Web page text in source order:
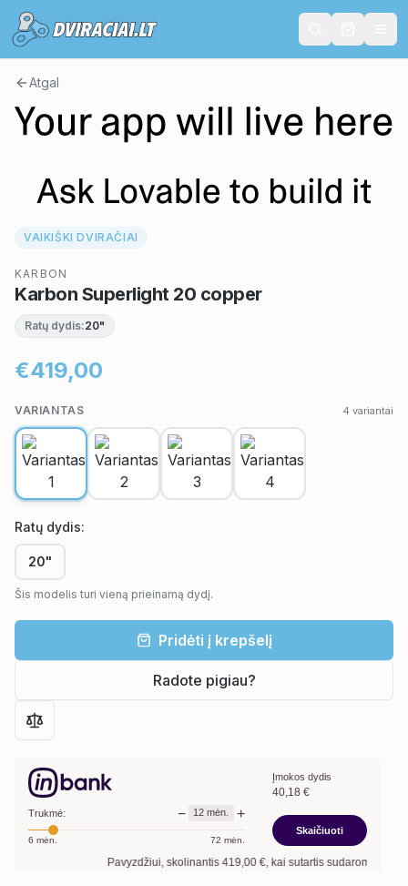
Atgal
VAIKIŠKI DVIRAČIAI
KARBON
Karbon Superlight 20 copper
Ratų dydis:20"
€419,00
VARIANTAS 4 variantai
Ratų dydis:
20"
Šis modelis turi vieną prieinamą dydį.
Pridėti į krepšelį
Radote pigiau?
Trukmė: − 12 mėn. +
6 mėn. 72 mėn.
Įmokos dydis
40,18 €
Skaičiuoti
Pavyzdžiui, skolinantis419,00€, kai sutartis sudaroma12